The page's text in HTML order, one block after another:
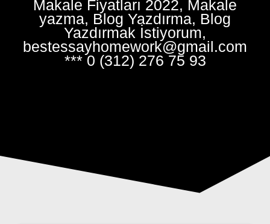
Makale Fiyatları 2022, Makale
yazma, Blog Yazdırma, Blog
Yazdırmak İstiyorum,
bestessayhomework@gmail.com
*** 0 (312) 276 75 93